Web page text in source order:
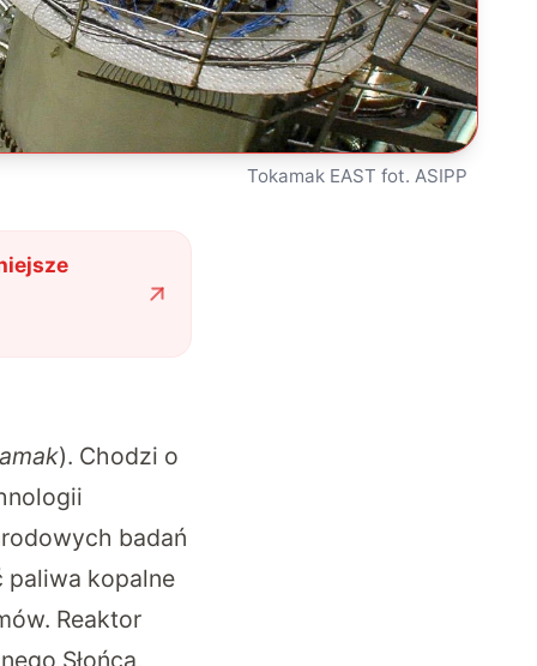
Tokamak EAST fot. ASIPP
). Chodzi o
badań
paliwa kopalne
Reaktor
Słońca,